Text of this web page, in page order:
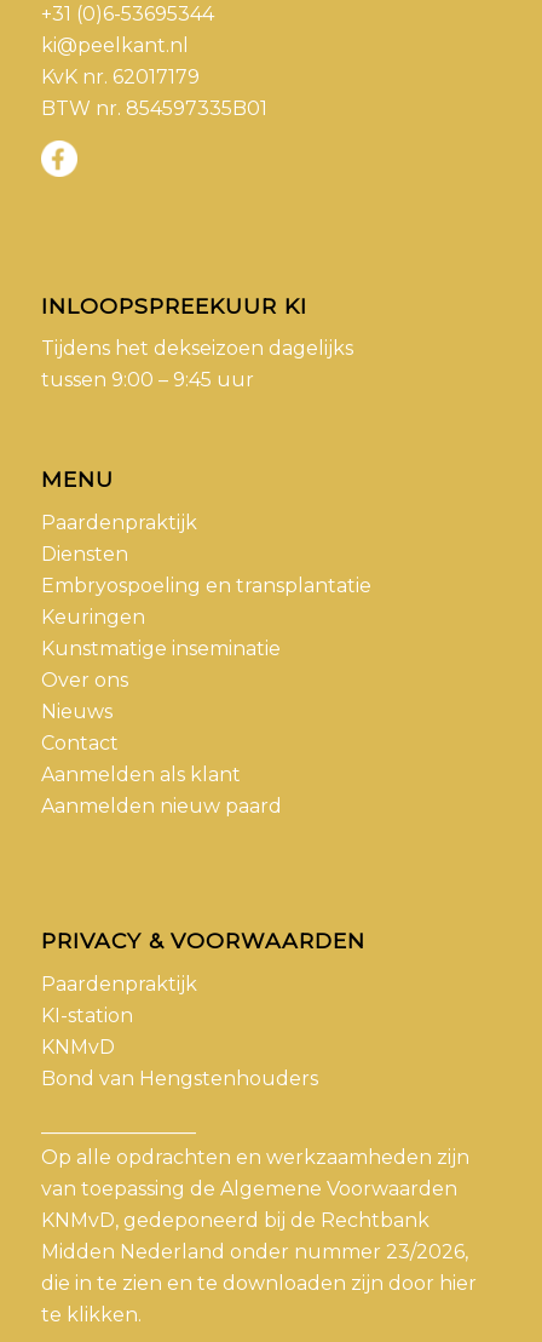
+31 (0)6-53695344
ki@peelkant.nl
KvK nr. 62017179
BTW nr. 854597335B01
INLOOPSPREEKUUR KI
Tijdens het dekseizoen dagelijks
tussen 9:00 – 9:45 uur
MENU
Paardenpraktijk
Diensten
Embryospoeling en transplantatie
Keuringen
Kunstmatige inseminatie
Over ons
Nieuws
Contact
Aanmelden als klant
Aanmelden nieuw paard
PRIVACY & VOORWAARDEN
Paardenpraktijk
KI-station
KNMvD
Bond van Hengstenhouders
Op alle opdrachten en werkzaamheden zijn
van toepassing de Algemene Voorwaarden
KNMvD, gedeponeerd bij de Rechtbank
Midden Nederland onder nummer 23/2026,
die in te zien en te downloaden zijn door hier
te klikken.